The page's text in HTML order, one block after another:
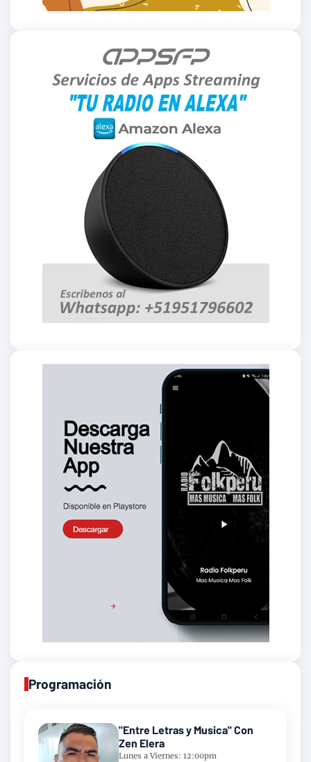
Programación
"Entre Letras y Musica" Con
Zen Elera
Lunes a Viernes: 12:00pm